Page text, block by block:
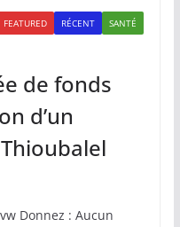
FEATURED RÉCENT
SANTÉ
de fonds
d’un
Donnez : Aucun